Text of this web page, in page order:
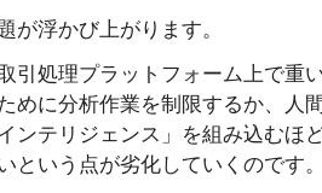
が浮かび上がります。
引処理プラットフォーム上で重
めに分析作業を制限するか、人
ンテリジェンス」を組み込むほ
いう点が劣化していくのです。